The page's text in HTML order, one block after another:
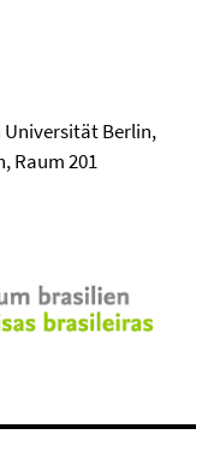
Berlin,
Raum 201